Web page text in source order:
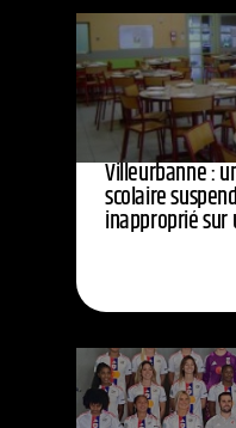
Villeurbanne :
scolaire
inapproprié